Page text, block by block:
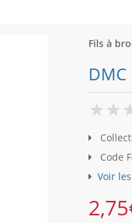
Fils à
Code
Voir
2,75